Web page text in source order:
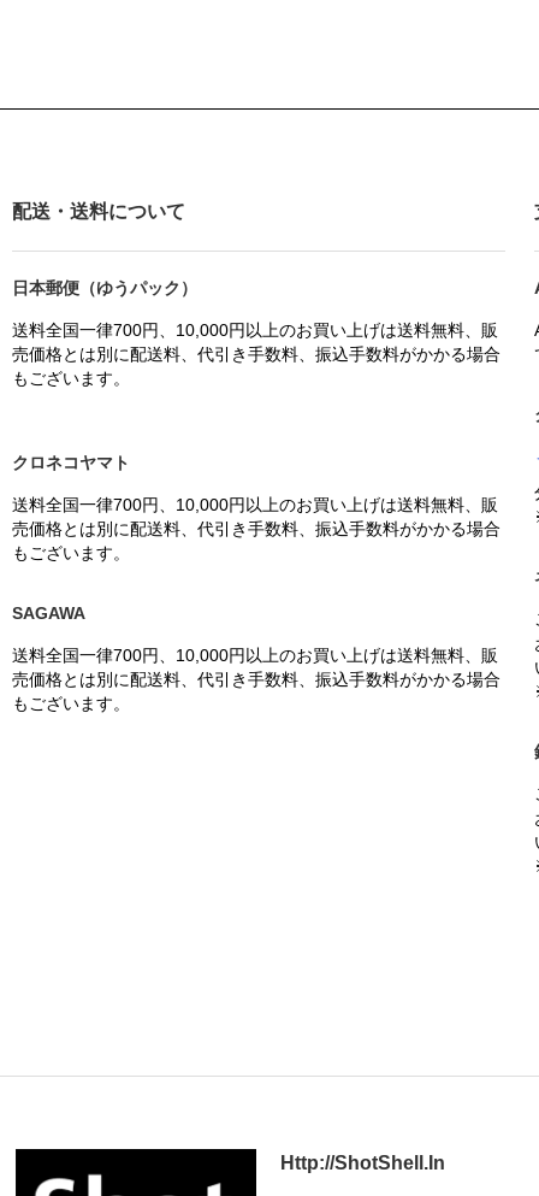
配送・送料について
日本郵便（ゆうパック）
送料全国一律700円、10,000円以上のお買い上げは送料無料、販
売価格とは別に配送料、代引き手数料、振込手数料がかかる場合
もございます。
クロネコヤマト
送料全国一律700円、10,000円以上のお買い上げは送料無料、販
売価格とは別に配送料、代引き手数料、振込手数料がかかる場合
もございます。
SAGAWA
送料全国一律700円、10,000円以上のお買い上げは送料無料、販
売価格とは別に配送料、代引き手数料、振込手数料がかかる場合
もございます。
Http://ShotShell.In